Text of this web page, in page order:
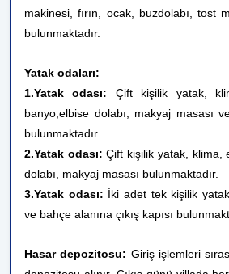
makinesi, fırın, ocak, buzdolabı, tost
bulunmaktadır.
Yatak odaları:
1.Yatak odası: Çift kişilik yatak,
banyo,elbise dolabı, makyaj masası
bulunmaktadır.
2.Yatak odası:Çift kişilik yatak, klima,
dolabı, makyaj masası bulunmaktadır.
3.Yatak odası: İki adet tek kişilik
ve bahçe alanına çıkış kapısı
Hasar depozitosu: Giriş işlemleri